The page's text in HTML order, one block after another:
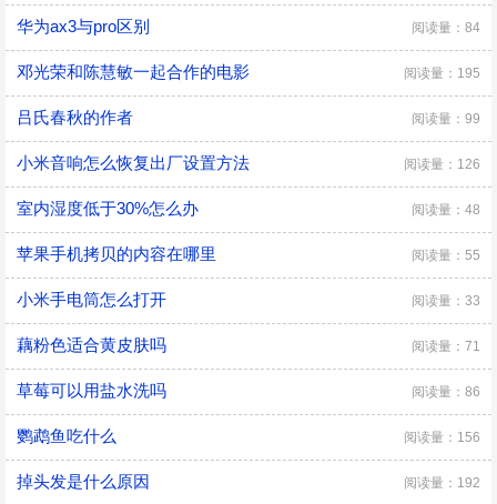
华为ax3与pro区别 阅读量：84
邓光荣和陈慧敏一起合作的电影 阅读量：195
吕氏春秋的作者 阅读量：99
小米音响怎么恢复出厂设置方法 阅读量：126
室内湿度低于30%怎么办 阅读量：48
苹果手机拷贝的内容在哪里 阅读量：55
小米手电筒怎么打开 阅读量：33
藕粉色适合黄皮肤吗 阅读量：71
草莓可以用盐水洗吗 阅读量：86
鹦鹉鱼吃什么 阅读量：156
掉头发是什么原因 阅读量：192